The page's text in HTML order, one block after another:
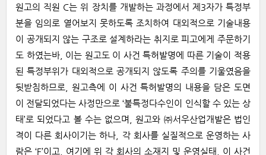
원고의 직원 C는 위 장치를 개발하는 과정에서 제3자가 특정부
분을 임의로 열어보지 못하도록 조치하여 대외적으로 기술내용
이 공개되지 않는 구조로 설계하라는 취지로 피고에게 주문하기
도 하였는바, 이는 원고도 이 사건 특허발명에 따른 기술이 적용
된 특정부위가 대외적으로 공개되지 않도록 주의를 기울였음을
뒷받침하므로, 원고측에 이 사건 특허발명의 내용을 담은 도면
이 전달되었다는 사정만으로 ‘불특정다수인이 인식할 수 있는 상
태’로 되었다고 볼 수는 없으며, 원고와 ㈜서우산업개발은 법인
격이 다른 회사이기는 하나, 각 회사를 실질적으로 운영하는 사
람은 ‘F’이고, 여기에 위 각 회사의 소재지 및 운영실태, 이 사건